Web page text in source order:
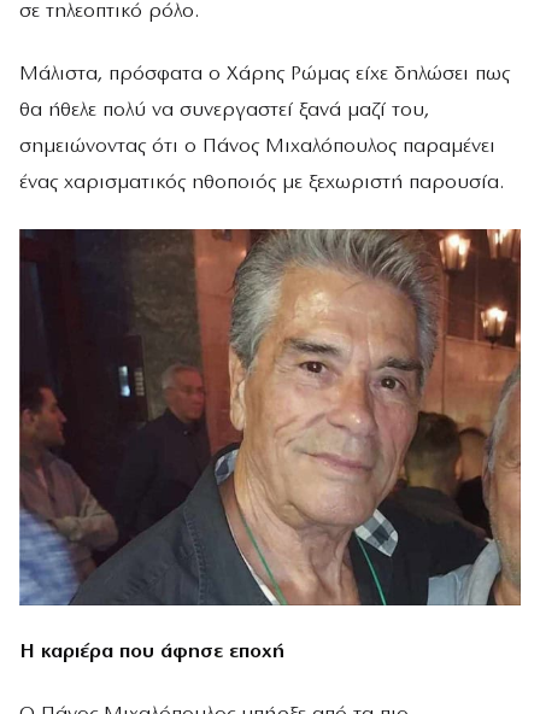
σε τηλεοπτικό ρόλο.
Μάλιστα, πρόσφατα ο Χάρης Ρώμας είχε δηλώσει πως
θα ήθελε πολύ να συνεργαστεί ξανά μαζί του,
σημειώνοντας ότι ο Πάνος Μιχαλόπουλος παραμένει
ένας χαρισματικός ηθοποιός με ξεχωριστή παρουσία.
Η καριέρα που άφησε εποχή